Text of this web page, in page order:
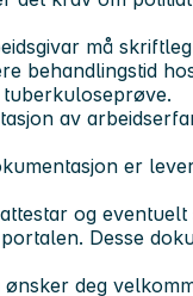
må
behandlingstid
av
er
og
Desse
deg